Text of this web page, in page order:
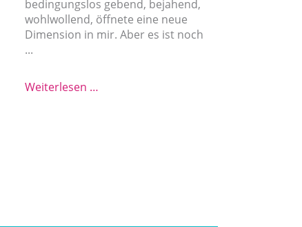
bedingungslos gebend, bejahend,
wohlwollend, öffnete eine neue
Dimension in mir. Aber es ist noch
...
Weiterlesen …